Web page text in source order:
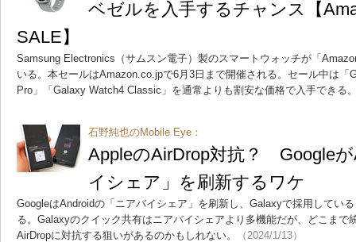
ベゼルを入手するチャンス【
SALE】
Samsung Electronics（サムスン電子）製のスマートウォッチが「
いる。本セールはAmazon.co.jpで6月3日まで開催される。セール中は
Pro」「Galaxy Watch4 Classic」を通常よりも割安な価格で入手できる
石野純也のMobile Eye：
AppleのAirDrop対抗？ Google
イシェア」を刷新するワケ
GoogleはAndroidの「ニアバイシェア」を刷新し、Galaxyで採用してい
る。Galaxyのクイック共有はニアバイシェアより多機能だが、どこまで
AirDropに対抗する狙いがあるのかもしれない。
（2024/1/13）